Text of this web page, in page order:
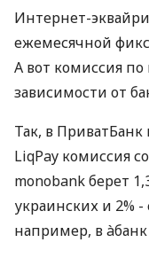
Интернет-
ежемесячной
А вот комиссия
зависимости от
Так, в
LiqPay комиссия
monobank берет
украинских и 2%
например, в àбанк